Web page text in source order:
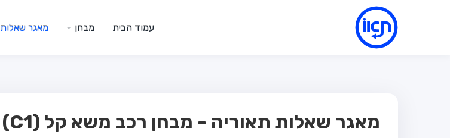
עמוד הבית מבחן מאגר שאלות
מאגר שאלות תאוריה - מבחן רכב משא קל (C1)